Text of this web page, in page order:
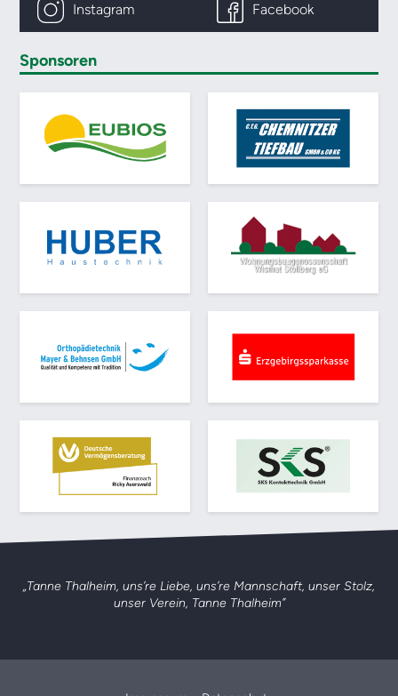
Instagram Facebook
Sponsoren
„Tanne Thalheim, uns’re Liebe, uns’re Mannschaft, unser Stolz,
unser Verein, Tanne Thalheim”